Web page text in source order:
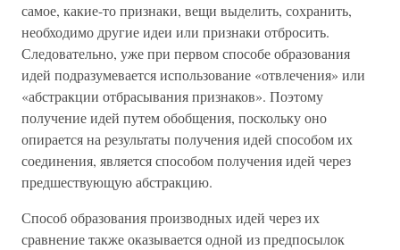
самое, какие-то признаки, вещи выделить, сохранить,
необходимо другие идеи или признаки отбросить.
Следовательно, уже при первом способе образования
идей подразумевается использование «отвлечения» или
«абстракции отбрасывания признаков». Поэтому
получение идей путем обобщения, поскольку оно
опирается на результаты получения идей способом их
соединения, является способом получения идей через
предшествующую абстракцию.
Способ образования производных идей через их
сравнение также оказывается одной из предпосылок